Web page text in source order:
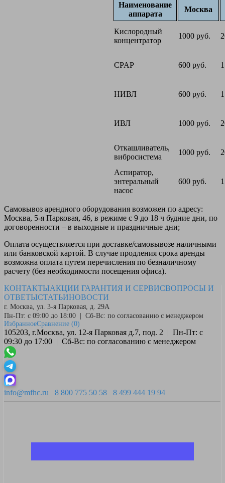
Наименование
аппарата
Москва
Кислородный
концентратор
1000 руб.
CPAP 600 руб.
НИВЛ 600 руб.
ИВЛ 1000 руб.
Откашливатель,
вибросистема
1000 руб.
Аспиратор,
энтеральный
насос
600 руб.
Самовывоз арендного оборудования возможен по адресу:
Москва, 5-я Парковая, 46, в режиме с 9 до 18 ч будние дни, по
договоренности – в выходные и праздничные дни;
Оплата осуществляется при доставке/самовывозе наличными
или банковской картой. В случае продления срока аренды
возможна оплата путем перечисления по безналичному
расчету (без необходимости посещения офиса).
КОНТАКТЫАКЦИИ ГАРАНТИЯ И СЕРВИСВОПРОСЫ И
ОТВЕТЫСТАТЬИНОВОСТИ
г. Москва, ул. 3-я Парковая, д. 29А
Пн-Пт: с 09:00 до 18:00 | Сб-Вс: по согласованию с менеджером
ИзбранноеСравнение (0)
105203, г.Москва, ул. 12-я Парковая д.7, под. 2 | Пн-Пт: с
09:30 до 17:00 | Сб-Вс: по согласованию с менеджером
info@mfhc.ru 8 800 775 50 58 8 499 444 19 94